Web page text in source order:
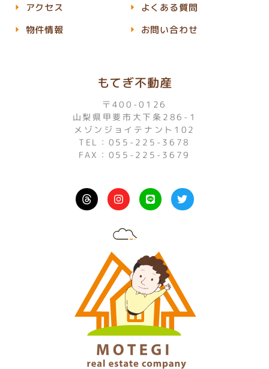
もてぎ不動産
〒400-0126
山梨県甲斐市大下条286-1
メゾンジョイテナント102
TEL：055-225-3678
FAX：055-225-3679
I
n
s
a
g
a
m
L
i
n
T
w
i
アクセス
物件情報
よくある質問
お問い合わせ